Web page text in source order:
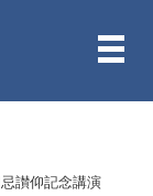
讃仰記念講演